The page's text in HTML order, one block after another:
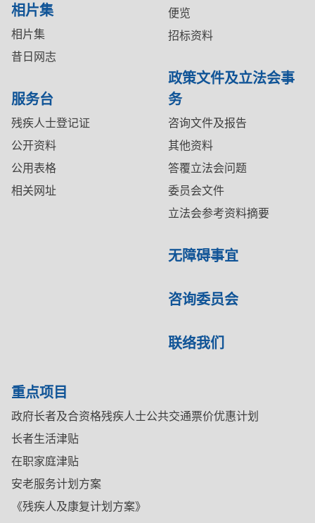
相片集
相片集
昔日网志
服务台
残疾人士登记证
公开资料
公用表格
相关网址
便览
招标资料
政策文件及立法会事
务
咨询文件及报告
其他资料
答覆立法会问题
委员会文件
立法会参考资料摘要
无障碍事宜
咨询委员会
联络我们
重点项目
政府长者及合资格残疾人士公共交通票价优惠计划
长者生活津贴
在职家庭津贴
安老服务计划方案
《残疾人及康复计划方案》